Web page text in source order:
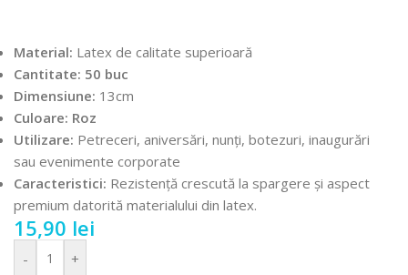
Material: Latex de calitate superioară
Cantitate: 50 buc
Dimensiune: 13cm
Culoare: Roz
Utilizare: Petreceri, aniversări, nunți, botezuri, inaugurări
sau evenimente corporate
Caracteristici: Rezistență crescută la spargere și aspect
premium datorită materialului din latex.
15,90 lei
- +